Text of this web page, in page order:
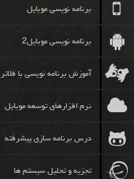
برنامه نویسی موبایل
برنامه نویسی موبایل2
آموزش برنامه نویسی با فلاتر
نرم افزارهای توسعه موبایل
درس برنامه سازی پیشرفته
تجزیه و تحلیل سیستم ها